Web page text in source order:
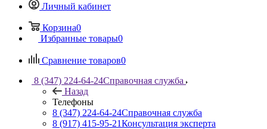
Личный кабинет
Корзина0
Избранные товары0
Сравнение товаров0
8 (347) 224-64-24Справочная служба
Назад
Телефоны
8 (347) 224-64-24Справочная служба
8 (917) 415-95-21Консультация эксперта